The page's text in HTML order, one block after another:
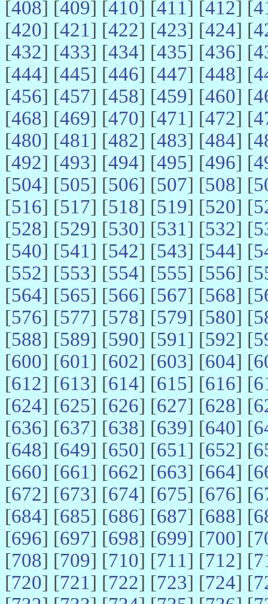
[408] [409] [410] [411] [412] [
[420] [421] [422] [423] [424] [
[432] [433] [434] [435] [436] [
[444] [445] [446] [447] [448] [
[456] [457] [458] [459] [460] [
[468] [469] [470] [471] [472] [
[480] [481] [482] [483] [484] [
[492] [493] [494] [495] [496] [
[504] [505] [506] [507] [508] [
[516] [517] [518] [519] [520] [
[528] [529] [530] [531] [532] [
[540] [541] [542] [543] [544] [
[552] [553] [554] [555] [556] [
[564] [565] [566] [567] [568] [
[576] [577] [578] [579] [580] [
[588] [589] [590] [591] [592] [
[600] [601] [602] [603] [604] [
[612] [613] [614] [615] [616] [
[624] [625] [626] [627] [628] [
[636] [637] [638] [639] [640] [
[648] [649] [650] [651] [652] [
[660] [661] [662] [663] [664] [
[672] [673] [674] [675] [676] [
[684] [685] [686] [687] [688] [
[696] [697] [698] [699] [700] [
[708] [709] [710] [711] [712] [
[720] [721] [722] [723] [724] [